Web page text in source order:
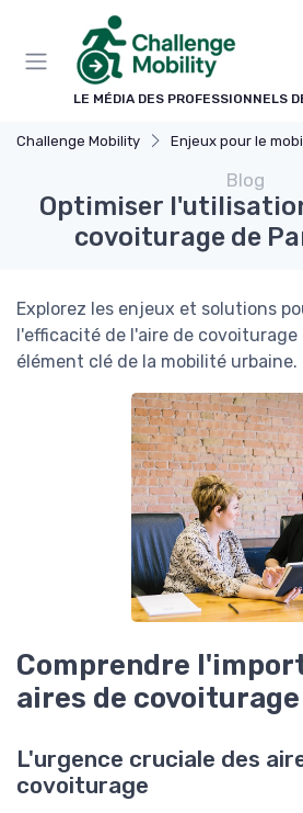
LE MÉDIA DES PROFESSIONNELS
Challenge Mobility Enjeux pour le
Blog
Optimiser
covoiturage de
Explorez les enjeux et solutions
l'efficacité de l'aire de covoiturage
élément clé de la mobilité urbaine.
Comprendre
aires de covoiturage
L'urgence cruciale des
covoiturage
Panneau de gestion des cookies